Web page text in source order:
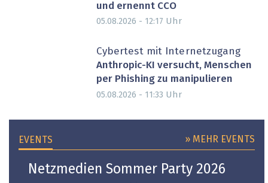
und ernennt CCO
05.08.2026 - 12:17 Uhr
Cybertest mit Internetzugang
Anthropic-KI versucht, Menschen
per Phishing zu manipulieren
05.08.2026 - 11:33 Uhr
EVENTS » MEHR EVENTS
Netzmedien Sommer Party 2026